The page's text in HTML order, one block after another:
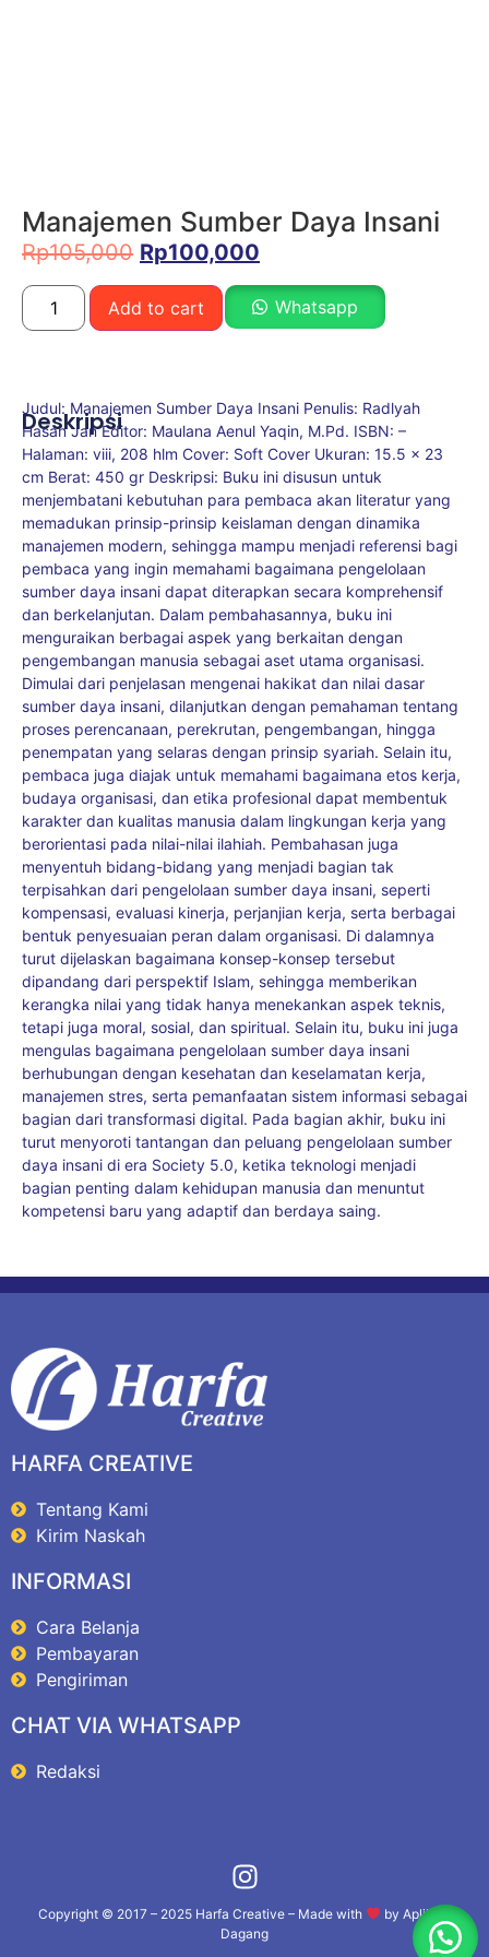
Manajemen Sumber Daya Insani
Rp105,000 Rp100,000
Add to cart Whatsapp
Deskripsi
Judul: Manajemen Sumber Daya Insani Penulis: Radlyah
Hasan Jan Editor: Maulana Aenul Yaqin, M.Pd. ISBN: –
Halaman: viii, 208 hlm Cover: Soft Cover Ukuran: 15.5 x 23
cm Berat: 450 gr Deskripsi: Buku ini disusun untuk
menjembatani kebutuhan para pembaca akan literatur yang
memadukan prinsip-prinsip keislaman dengan dinamika
manajemen modern, sehingga mampu menjadi referensi bagi
pembaca yang ingin memahami bagaimana pengelolaan
sumber daya insani dapat diterapkan secara komprehensif
dan berkelanjutan. Dalam pembahasannya, buku ini
menguraikan berbagai aspek yang berkaitan dengan
pengembangan manusia sebagai aset utama organisasi.
Dimulai dari penjelasan mengenai hakikat dan nilai dasar
sumber daya insani, dilanjutkan dengan pemahaman tentang
proses perencanaan, perekrutan, pengembangan, hingga
penempatan yang selaras dengan prinsip syariah. Selain itu,
pembaca juga diajak untuk memahami bagaimana etos kerja,
budaya organisasi, dan etika profesional dapat membentuk
karakter dan kualitas manusia dalam lingkungan kerja yang
berorientasi pada nilai-nilai ilahiah. Pembahasan juga
menyentuh bidang-bidang yang menjadi bagian tak
terpisahkan dari pengelolaan sumber daya insani, seperti
kompensasi, evaluasi kinerja, perjanjian kerja, serta berbagai
bentuk penyesuaian peran dalam organisasi. Di dalamnya
turut dijelaskan bagaimana konsep-konsep tersebut
dipandang dari perspektif Islam, sehingga memberikan
kerangka nilai yang tidak hanya menekankan aspek teknis,
tetapi juga moral, sosial, dan spiritual. Selain itu, buku ini juga
mengulas bagaimana pengelolaan sumber daya insani
berhubungan dengan kesehatan dan keselamatan kerja,
manajemen stres, serta pemanfaatan sistem informasi sebagai
bagian dari transformasi digital. Pada bagian akhir, buku ini
turut menyoroti tantangan dan peluang pengelolaan sumber
daya insani di era Society 5.0, ketika teknologi menjadi
bagian penting dalam kehidupan manusia dan menuntut
kompetensi baru yang adaptif dan berdaya saing.
HARFA CREATIVE
Tentang Kami
Kirim Naskah
INFORMASI
Cara Belanja
Pembayaran
Pengiriman
CHAT VIA WHATSAPP
Redaksi
Copyright © 2017 – 2025 Harfa Creative – Made with by Aplikasi
Dagang